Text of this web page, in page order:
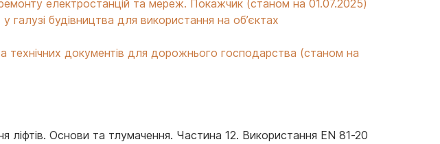
електростанцій та мереж. Покажчик (станом на 01.07.2025)
будівництва для використання на об’єктах
технічних документів для дорожнього господарства (станом на
ліфтів. Основи та тлумачення. Частина 12. Використання EN 81-20